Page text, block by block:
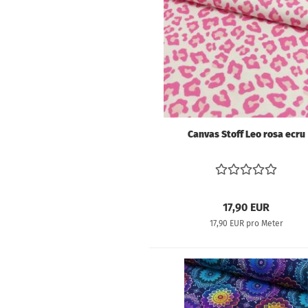
anzeigen
Bücher
Canvas Stoff Leo rosa ecru
17,90 EUR
17,90 EUR pro Meter